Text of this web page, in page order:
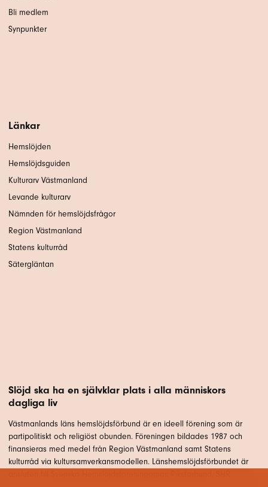
Bli medlem
Synpunkter
Länkar
Hemslöjden
Hemslöjdsguiden
Kulturarv Västmanland
Levande kulturarv
Nämnden för hemslöjdsfrågor
Region Västmanland
Statens kulturråd
Sätergläntan
Slöjd ska ha en självklar plats i alla människors
dagliga liv
Västmanlands läns hemslöjdsförbund är en ideell förening som är
partipolitiskt och religiöst obunden. Föreningen bildades 1987 och
finansieras med medel från Region Västmanland samt Statens
kulturråd via kultursamverkansmodellen. Länshemslöjdsförbundet är